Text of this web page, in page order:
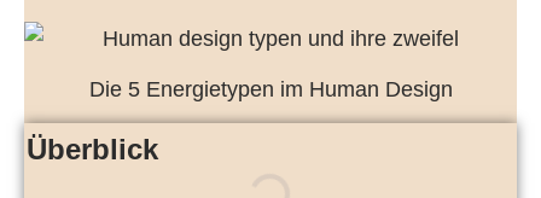
Die 5 Energietypen im Human Design
Überblick